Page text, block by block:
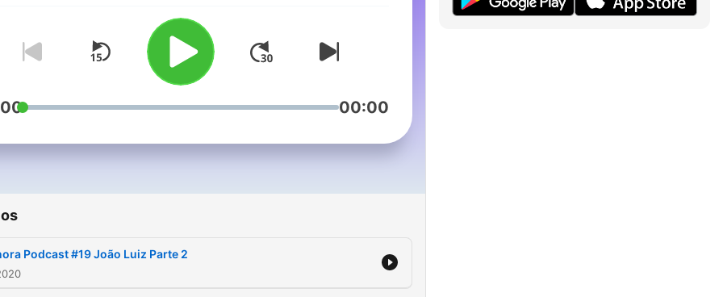
facebook.com/sonorabra
Instagram @sonora_br
00:00
Podcast #19 João Luiz Parte 2